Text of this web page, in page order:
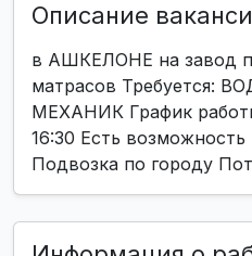
Описание
в АШКЕЛОНЕ на завод
матрасов Требуется:
МЕХАНИК График
16:30 Есть
Подвозка по городу